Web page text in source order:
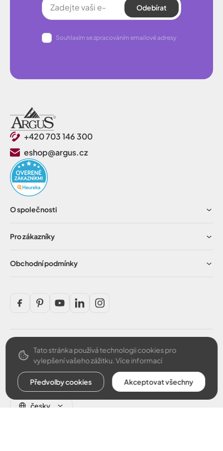
Odebírat
Souhlasím se zpracováním emailové adresy
+420 703 146 300
eshop@argus.cz
O společnosti
Pro zákazníky
Obchodní podmínky
česky
Bezpečná platba
Tato stránka používá technologii cookies pro
vylepšení vašeho zážitku.Více informací
Předvolby cookies Akceptovat všechny